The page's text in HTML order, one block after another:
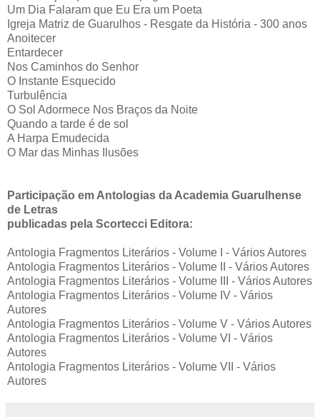
Um Dia Falaram que Eu Era um Poeta
Igreja Matriz de Guarulhos - Resgate da História - 300 anos
Anoitecer
Entardecer
Nos Caminhos do Senhor
O Instante Esquecido
Turbulência
O Sol Adormece Nos Braços da Noite
Quando a tarde é de sol
A Harpa Emudecida
O Mar das Minhas Ilusões
Participação em Antologias da Academia Guarulhense
de Letras
publicadas pela Scortecci Editora:
Antologia Fragmentos Literários - Volume I - Vários Autores
Antologia Fragmentos Literários - Volume II - Vários Autores
Antologia Fragmentos Literários - Volume III - Vários Autores
Antologia Fragmentos Literários - Volume IV - Vários
Autores
Antologia Fragmentos Literários - Volume V - Vários Autores
Antologia Fragmentos Literários - Volume VI - Vários
Autores
Antologia Fragmentos Literários - Volume VII - Vários
Autores